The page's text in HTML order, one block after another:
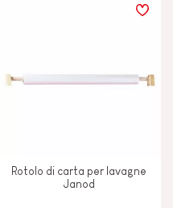
e creare
contare
Rotolo di carta per lavagne
Janod